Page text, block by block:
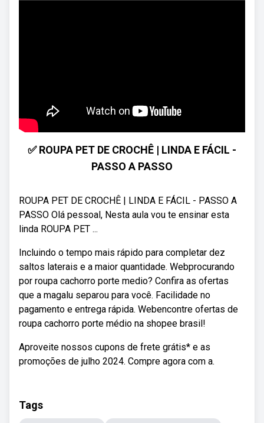
✅ ROUPA PET DE CROCHÊ | LINDA E FÁCIL -
PASSO A PASSO
ROUPA PET DE CROCHÊ | LINDA E FÁCIL - PASSO A
PASSO Olá pessoal, Nesta aula vou te ensinar esta
linda ROUPA PET ...
Incluindo o tempo mais rápido para completar dez
saltos laterais e a maior quantidade. Webprocurando
por roupa cachorro porte medio? Confira as ofertas
que a magalu separou para você. Facilidade no
pagamento e entrega rápida. Webencontre ofertas de
roupa cachorro porte médio na shopee brasil!
Aproveite nossos cupons de frete grátis* e as
promoções de julho 2024. Compre agora com a.
Tags